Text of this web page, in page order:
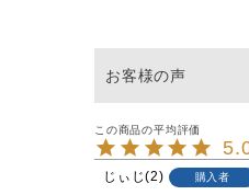
じぃじ 2 購入者